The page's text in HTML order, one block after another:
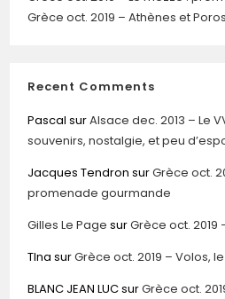
Grèce oct. 2019 – Athènes et Poros
Recent Comments
Pascal surAlsace dec. 2013 – Le
souvenirs, nostalgie, et peu
Jacques Tendron surGrèce oct.
promenade gourmande
Gilles Le Page surGrèce oct. 2019
TIna surGrèce oct. 2019 – Volos,
BLANC JEAN LUCsurGrèce oct.